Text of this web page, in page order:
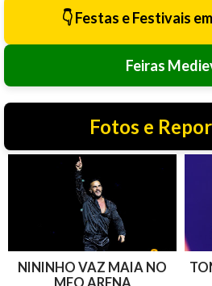
👇 Festas e Festivais
Feiras
Fotos e
NININHO VAZ MAIA NO
MEO ARENA